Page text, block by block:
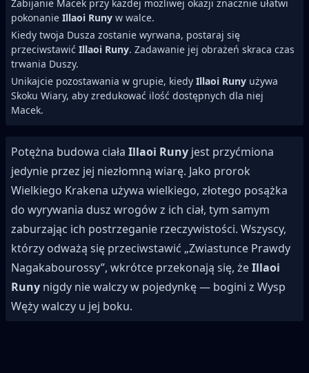
Zabijanie Macek przy każdej możliwej okazji znacznie ułatwi
pokonanie Illaoi Runy w walce.
Kiedy twoja Dusza zostanie wyrwana, postaraj się
przeciwstawić Illaoi Runy. Zadawanie jej obrażeń skraca czas
trwania Duszy.
Unikajcie pozostawania w grupie, kiedy Illaoi Runy używa
Skoku Wiary, aby zredukować ilość dostępnych dla niej
Macek.
Potężna budowa ciała Illaoi Runy jest przyćmiona
jedynie przez jej niezłomną wiarę. Jako prorok
Wielkiego Krakena używa wielkiego, złotego posążka
do wyrywania dusz wrogów z ich ciał, tym samym
zaburzając ich postrzeganie rzeczywistości. Wszyscy,
którzy odważą się przeciwstawić „Zwiastunce Prawdy
Nagakabourossy”, wkrótce przekonają się, żeIllaoi
Runy nigdy nie walczy w pojedynkę — bogini z Wysp
Węży walczy u jej boku.